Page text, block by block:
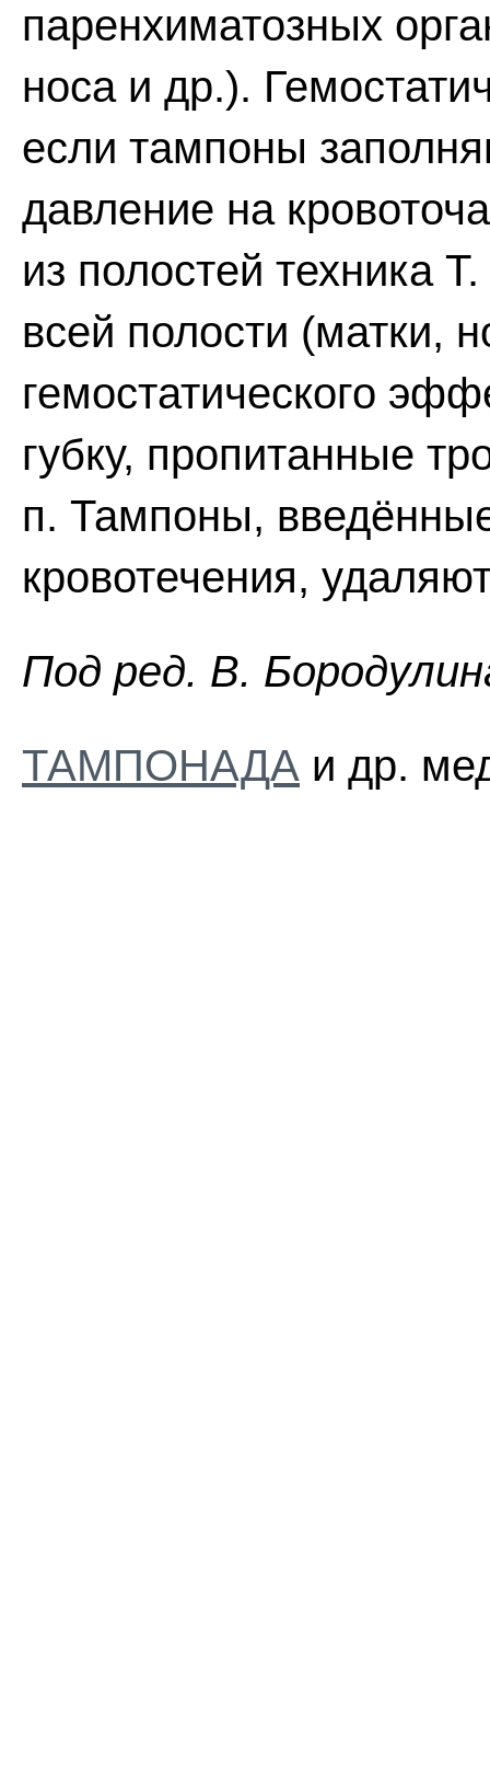
паренхиматозных
носа и др.).
если тампоны
давление на
из полостей техника
всей полости (матки,
гемостатического
губку, пропитанные
п. Тампоны,
кровотечения,
Пoд peд. B.
ТАМПОНАДА и др.